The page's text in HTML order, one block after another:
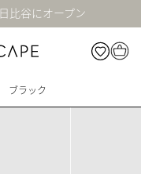
比谷にオープン
ブラック